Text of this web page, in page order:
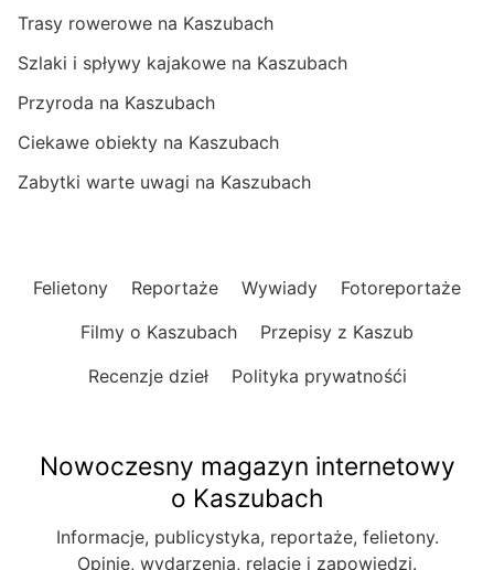
Trasy rowerowe na Kaszubach
Szlaki i spływy kajakowe na Kaszubach
Przyroda na Kaszubach
Ciekawe obiekty na Kaszubach
Zabytki warte uwagi na Kaszubach
Felietony Reportaże Wywiady
Fotoreportaże
Filmy o Kaszubach
Przepisy z Kaszub
Recenzje dzieł
Polityka prywatnośći
Nowoczesny magazyn internetowy
o Kaszubach
Informacje, publicystyka, reportaże, felietony.
Opinie, wydarzenia, relacje i zapowiedzi.